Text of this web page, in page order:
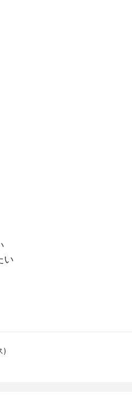
い⁣
)